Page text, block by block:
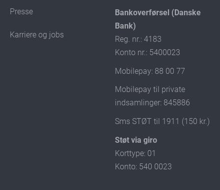
Presse
Karriere og jobs
Bankoverførsel (Danske
Bank)
Reg. nr.: 4183
Konto nr.: 5400023
Mobilepay: 88 00 77
Mobilepay til private
indsamlinger: 845886
Sms STØT til 1911 (150 kr.)
Støt via giro
Korttype: 01
Konto: 540 0023